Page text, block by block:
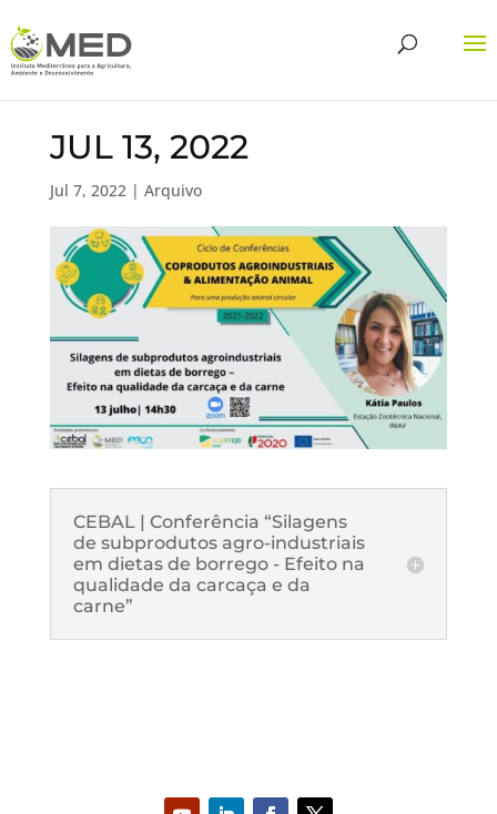
JUL 13, 2022
Jul 7, 2022| Arquivo
CEBAL | Conferência “Silagens
de subprodutos agro-industriais
em dietas de borrego - Efeito na
qualidade da carcaça e da
carne”